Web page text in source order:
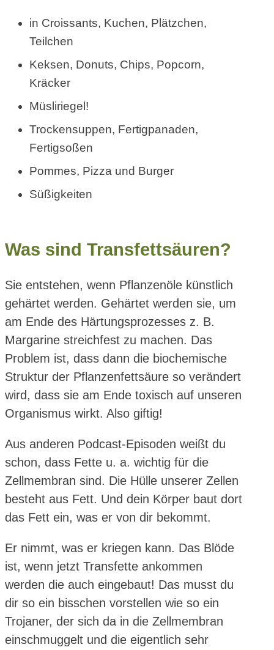
in Croissants, Kuchen, Plätzchen,
Teilchen
Keksen, Donuts, Chips, Popcorn,
Kräcker
Müsliriegel!
Trockensuppen, Fertigpanaden,
Fertigsoßen
Pommes, Pizza und Burger
Süßigkeiten
Was sind Transfettsäuren?
Sie entstehen, wenn Pflanzenöle künstlich
gehärtet werden. Gehärtet werden sie, um
am Ende des Härtungsprozesses z. B.
Margarine streichfest zu machen. Das
Problem ist, dass dann die biochemische
Struktur der Pflanzenfettsäure so verändert
wird, dass sie am Ende toxisch auf unseren
Organismus wirkt. Also giftig!
Aus anderen Podcast-Episoden weißt du
schon, dass Fette u. a. wichtig für die
Zellmembran sind. Die Hülle unserer Zellen
besteht aus Fett. Und dein Körper baut dort
das Fett ein, was er von dir bekommt.
Er nimmt, was er kriegen kann. Das Blöde
ist, wenn jetzt Transfette ankommen
werden die auch eingebaut! Das musst du
dir so ein bisschen vorstellen wie so ein
Trojaner, der sich da in die Zellmembran
einschmuggelt und die eigentlich sehr